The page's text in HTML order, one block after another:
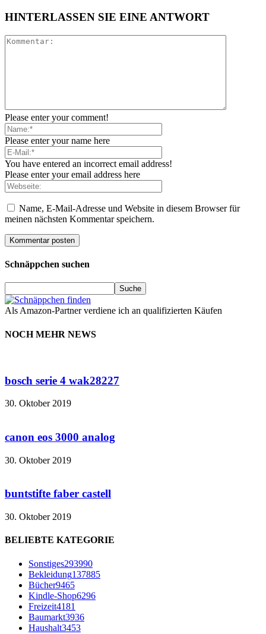
HINTERLASSEN SIE EINE ANTWORT
Please enter your comment!
Please enter your name here
You have entered an incorrect email address!
Please enter your email address here
Name, E-Mail-Adresse und Website in diesem Browser für
meinen nächsten Kommentar speichern.
Schnäppchen suchen
Als Amazon-Partner verdiene ich an qualifizierten Käufen
NOCH MEHR NEWS
bosch serie 4 wak28227
30. Oktober 2019
canon eos 3000 analog
30. Oktober 2019
buntstifte faber castell
30. Oktober 2019
BELIEBTE KATEGORIE
Sonstiges293990
Bekleidung137885
Bücher9465
Kindle-Shop6296
Freizeit4181
Baumarkt3936
Haushalt3453